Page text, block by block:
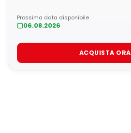
Prossima data disponibile
06.08.2026
ACQUISTA ORA